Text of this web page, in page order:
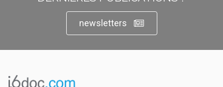
newsletters